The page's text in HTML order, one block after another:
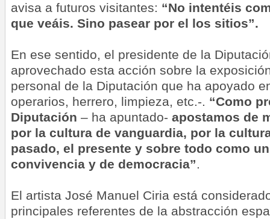
avisa a futuros visitantes: “No intentéis
que veáis. Sino pasear por el los sitios”.
En ese sentido, el presidente de la
aprovechado esta acción sobre la
personal de la Diputación que ha apoyado
operarios, herrero, limpieza, etc.-. “Como
Diputación – ha apuntado- apostamos de
por la cultura de vanguardia, por la
pasado, el presente y sobre todo como
convivencia y de democracia”.
El artista José Manuel Ciria está
principales referentes de la abstracción